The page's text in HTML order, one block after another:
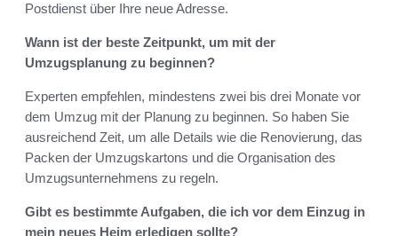
Postdienst über Ihre neue Adresse.
Wann ist der beste Zeitpunkt, um mit der
Umzugsplanung zu beginnen?
Experten empfehlen, mindestens zwei bis drei Monate vor
dem Umzug mit der Planung zu beginnen. So haben Sie
ausreichend Zeit, um alle Details wie die Renovierung, das
Packen der Umzugskartons und die Organisation des
Umzugsunternehmens zu regeln.
Gibt es bestimmte Aufgaben, die ich vor dem Einzug in
mein neues Heim erledigen sollte?